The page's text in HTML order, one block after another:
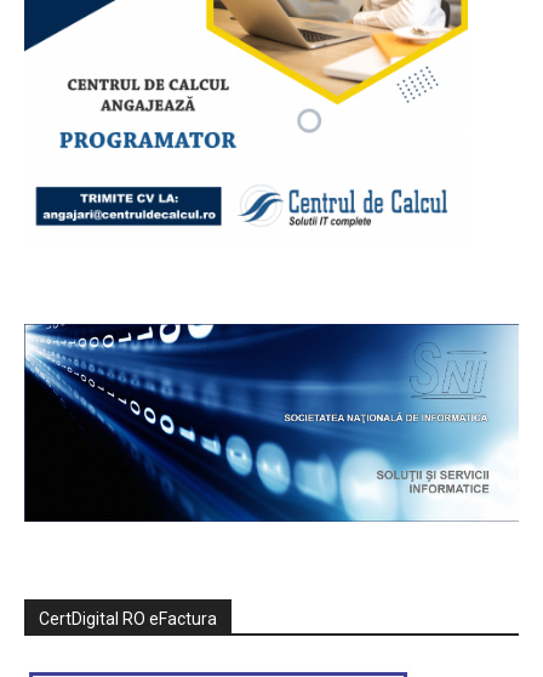
CertDigital RO eFactura